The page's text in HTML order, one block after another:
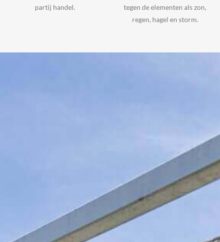
partij handel.
tegen de elementen als zon,
regen, hagel en storm.